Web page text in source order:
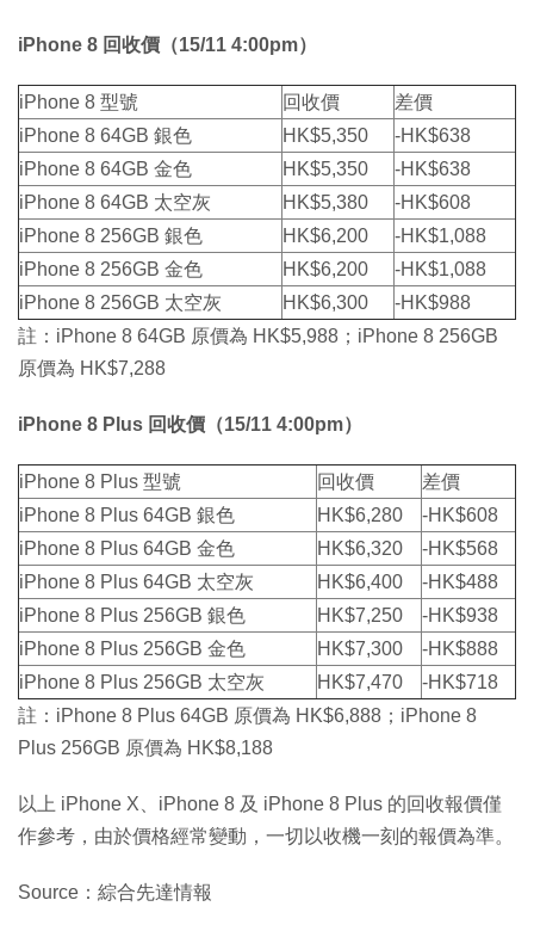
iPhone 8 回收價（15/11 4:00pm）
iPhone 8 型號​​​​ 回收價
差價
iPhone 8 64GB 銀色
HK$5,350
-HK$638
iPhone 8 64GB 金色
HK$5,350
-HK$638
iPhone 8 64GB 太空灰
HK$5,380
-HK$608
iPhone 8 256GB 銀色
HK$6,200
-HK$1,088
iPhone 8 256GB 金色
HK$6,200
-HK$1,088
iPhone 8 256GB 太空灰
​​​HK$6,300
-HK$988
註：iPhone 8 64GB 原價為 HK$5,988；iPhone 8 256GB
原價為 HK$7,288
iPhone 8 Plus 回收價（15/11 4:00pm）
iPhone 8 Plus 型號 回收價
差價
iPhone 8 Plus 64GB 銀色
HK$6,280
-HK$608
iPhone 8 Plus 64GB 金色
HK$6,320
-HK$568
iPhone 8 Plus 64GB 太空灰
HK$6,400
-HK$488
iPhone 8 Plus 256GB 銀色
HK$7,250
-HK$938
iPhone 8 Plus 256GB 金色
HK$7,300
-HK$888
iPhone 8 Plus 256GB 太空灰
HK$7,470
-HK$718
註：iPhone 8 Plus 64GB 原價為 HK$6,888；iPhone 8
Plus 256GB 原價為 HK$8,188
以上 iPhone X、iPhone 8 及 iPhone 8 Plus 的回收報價僅
作參考，由於價格經常變動，一切以收機一刻的報價為準。
Source：綜合先達情報